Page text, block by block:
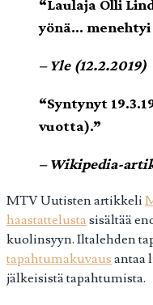
“Laulaja Olli
yönä… menehtyi
– Yle (12.2.2019)
“Syntynyt
vuotta).”
– Wikipedia-
MTV Uutisten artikkeli
haastattelustasisältää
kuolinsyyn. Iltalehden
tapahtumakuvausantaa
jälkeisistä tapahtumista.